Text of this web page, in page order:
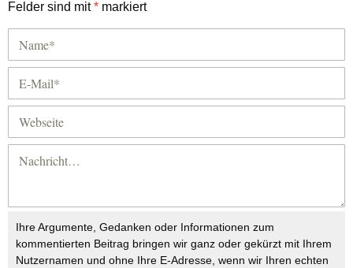
Felder sind mit* markiert
Ihre Argumente, Gedanken oder Informationen zum
kommentierten Beitrag bringen wir ganz oder gekürzt mit Ihrem
Nutzernamen und ohne Ihre E-Adresse, wenn wir Ihren echten